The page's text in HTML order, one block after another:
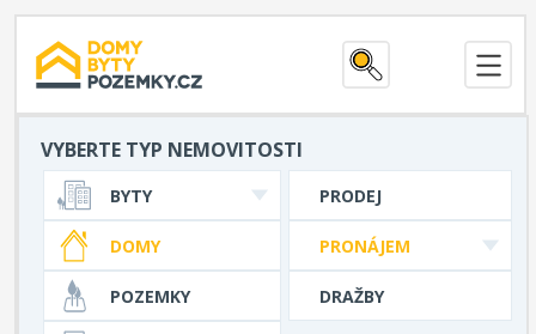
VYBERTE TYP NEMOVITOSTI
PRODEJ
PRONÁJEM
DRAŽBY
BYTY
DOMY
POZEMKY